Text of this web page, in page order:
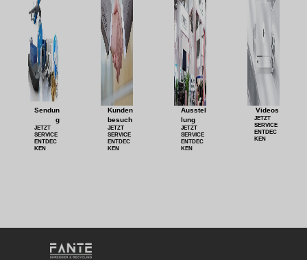
Sendun
g
JETZT
SERVICE
ENTDEC
KEN
Kunden
besuch
JETZT
SERVICE
ENTDEC
KEN
Ausstel
lung
JETZT
SERVICE
ENTDEC
KEN
Videos
JETZT
SERVICE
ENTDEC
KEN